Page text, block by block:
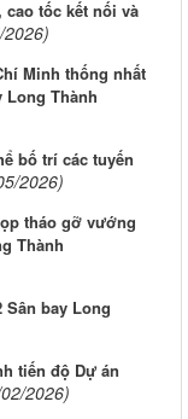
cao tốc kết nối và
2026)
Minh thống nhất
Long Thành
bố trí các tuyến
2026)
tháo gỡ vướng
Thành
bay Long
tiến độ Dự án
2026)